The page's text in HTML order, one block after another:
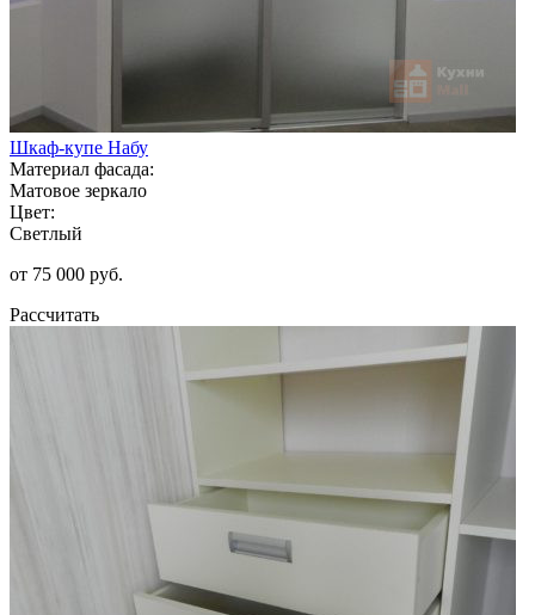
Шкаф-купе Набу
Материал фасада:
Матовое зеркало
Цвет:
Светлый
от 75 000 руб.
Рассчитать